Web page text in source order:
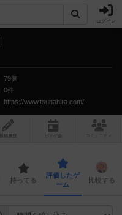
ログイン
79個
0件
https://www.tsunahira.com/
投稿履歴 ボ ドゲ コミュニティ
持ってる
評価したゲ
ーム
比較する